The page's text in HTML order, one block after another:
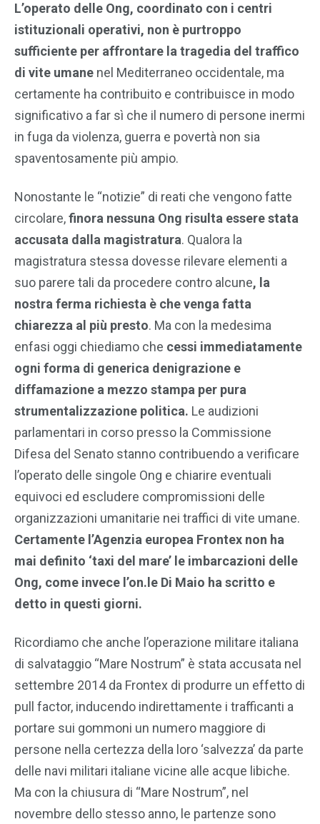
L’operato delle Ong, coordinato con i centri
istituzionali operativi, non è purtroppo
sufficiente per affrontare la tragedia del traffico
di vite umane nel Mediterraneo occidentale, ma
certamente ha contribuito e contribuisce in modo
significativo a far sì che il numero di persone inermi
in fuga da violenza, guerra e povertà non sia
spaventosamente più ampio.
Nonostante le “notizie” di reati che vengono fatte
circolare,finora nessuna Ong risulta essere stata
accusata dalla magistratura. Qualora la
magistratura stessa dovesse rilevare elementi a
suo parere tali da procedere contro alcune, la
nostra ferma richiesta è che venga fatta
chiarezza al più presto. Ma con la medesima
enfasi oggi chiediamo che cessi immediatamente
ogni forma di generica denigrazione e
diffamazione a mezzo stampa per pura
strumentalizzazione politica. Le audizioni
parlamentari in corso presso la Commissione
Difesa del Senato stanno contribuendo a verificare
l’operato delle singole Ong e chiarire eventuali
equivoci ed escludere compromissioni delle
organizzazioni umanitarie nei traffici di vite umane.
Certamente l’Agenzia europea Frontex non ha
mai definito ‘taxi del mare’ le imbarcazioni delle
Ong, come invece l’on.le Di Maio ha scritto e
detto in questi giorni.
Ricordiamo che anche l’operazione militare italiana
di salvataggio “Mare Nostrum” è stata accusata nel
settembre 2014 da Frontex di produrre un effetto di
pull factor, inducendo indirettamente i trafficanti a
portare sui gommoni un numero maggiore di
persone nella certezza della loro ‘salvezza’ da parte
delle navi militari italiane vicine alle acque libiche.
Ma con la chiusura di “Mare Nostrum”, nel
novembre dello stesso anno, le partenze sono